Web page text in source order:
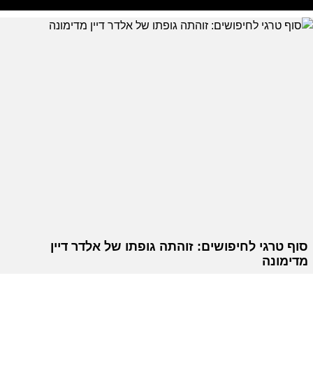
סוף טרגי לחיפושים: זוהתה גופתו של אלדר דיין
מדימונה